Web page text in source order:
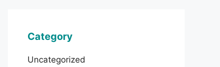
Category
Uncategorized